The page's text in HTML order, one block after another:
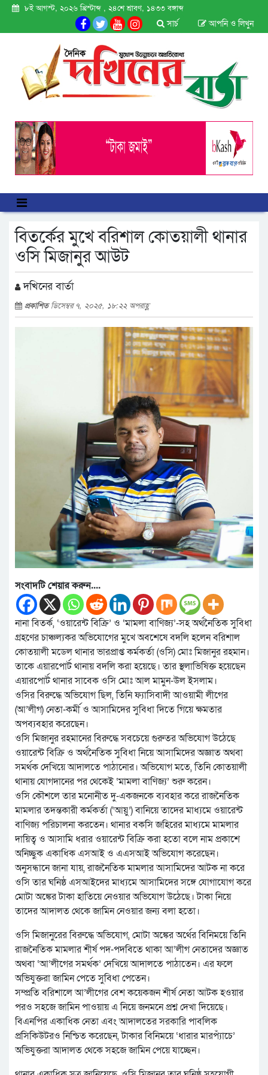
৮ই আগস্ট, ২০২৬ খ্রিস্টাব্দ , ২৪শে শ্রাবণ, ১৪৩৩ বঙ্গাব্দ
আপনি ও লিখুন
সার্চ
বিতর্কের মুখে বরিশাল কোতয়ালী থানার
ওসি মিজানুর আউট
দখিনের বার্তা
প্রকাশিতডিসেম্বর ৭, ২০২৫, ১৮:২২ অপরাহ্ণ
সংবাদটি শেয়ার করুন....
নানা বিতর্ক, ‘ওয়ারেন্ট বিক্রি’ ও ‘মামলা বাণিজ্য’-সহ অর্থনৈতিক সুবিধা
গ্রহণের চাঞ্চল্যকর অভিযোগের মুখে অবশেষে বদলি হলেন বরিশাল
কোতয়ালী মডেল থানার ভারপ্রাপ্ত কর্মকর্তা (ওসি) মোঃ মিজানুর রহমান।
তাকে এয়ারপোর্ট থানায় বদলি করা হয়েছে। তার স্থলাভিষিক্ত হয়েছেন
এয়ারপোর্ট থানার সাবেক ওসি মোঃ আল মামুন-উল ইসলাম।
ওসির বিরুদ্ধে অভিযোগ ছিল, তিনি ফ্যাসিবাদী আওয়ামী লীগের
(আ’লীগ) নেতা-কর্মী ও আসামিদের সুবিধা দিতে গিয়ে ক্ষমতার
অপব্যবহার করেছেন।
ওসি মিজানুর রহমানের বিরুদ্ধে সবচেয়ে গুরুতর অভিযোগ উঠেছে
ওয়ারেন্ট বিক্রি ও অর্থনৈতিক সুবিধা নিয়ে আসামিদের অজ্ঞাত অথবা
সমর্থক দেখিয়ে আদালতে পাঠানোর। অভিযোগ মতে, তিনি কোতয়ালী
থানায় যোগদানের পর থেকেই ‘মামলা বাণিজ্য’ শুরু করেন।
ওসি কৌশলে তার মনোনীত দু-একজনকে ব্যবহার করে রাজনৈতিক
মামলার তদন্তকারী কর্মকর্তা (‘আয়ু’) বানিয়ে তাদের মাধ্যমে ওয়ারেন্ট
বাণিজ্য পরিচালনা করতেন। থানার বকসি জহিরের মাধ্যমে মামলার
দায়িত্ব ও আসামি ধরার ওয়ারেন্ট বিক্রি করা হতো বলে নাম প্রকাশে
অনিচ্ছুক একাধিক এসআই ও এএসআই অভিযোগ করেছেন।
অনুসন্ধানে জানা যায়, রাজনৈতিক মামলার আসামিদের আটক না করে
ওসি তার ঘনিষ্ঠ এসআইদের মাধ্যমে আসামিদের সঙ্গে যোগাযোগ করে
মোটা অঙ্কের টাকা হাতিয়ে নেওয়ার অভিযোগ উঠেছে। টাকা নিয়ে
তাদের আদালত থেকে জামিন নেওয়ার জন্য বলা হতো।
ওসি মিজানুরের বিরুদ্ধে অভিযোগ, মোটা অঙ্কের অর্থের বিনিময়ে তিনি
রাজনৈতিক মামলার শীর্ষ পদ-পদবিতে থাকা আ’লীগ নেতাদের অজ্ঞাত
অথবা ‘আ’লীগের সমর্থক’ দেখিয়ে আদালতে পাঠাতেন। এর ফলে
অভিযুক্তরা জামিন পেতে সুবিধা পেতেন।
সম্প্রতি বরিশালে আ’লীগের বেশ কয়েকজন শীর্ষ নেতা আটক হওয়ার
পরও সহজে জামিন পাওয়ায় এ নিয়ে জনমনে প্রশ্ন দেখা দিয়েছে।
বিএনপির একাধিক নেতা এবং আদালতের সরকারি পাবলিক
প্রসিকিউটরও নিশ্চিত করেছেন, টাকার বিনিময়ে ‘ধারার মারপ্যাঁচে’
অভিযুক্তরা আদালত থেকে সহজে জামিন পেয়ে যাচ্ছেন।